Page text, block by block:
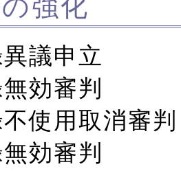
強化
議申立
効審判
使用取消審判
効審判